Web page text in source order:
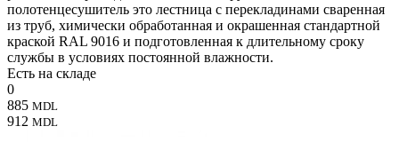
полотенцесушитель это лестница с перекладинами сваренная
из труб, химически обработанная и окрашенная стандартной
краской RAL 9016 и подготовленная к длительному сроку
службы в условиях постоянной влажности.
Есть на складе
0
885 MDL
912 MDL